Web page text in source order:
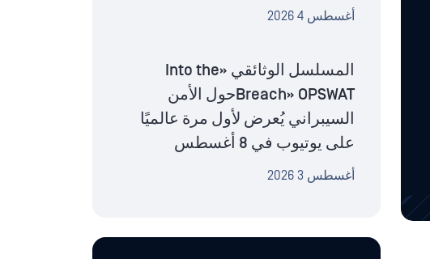
أغسطس 4 2026
المسلسل الوثائقي «Into the
Breach» OPSWATحول الأمن
السيبراني يُعرض لأول مرة عالميًا
على يوتيوب في 8 أغسطس
أغسطس 3 2026